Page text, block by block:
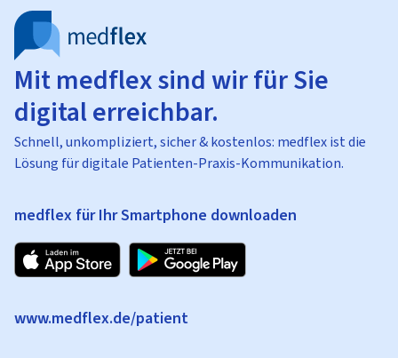
Mit medflex sind wir für Sie
digital erreichbar.
Schnell, unkompliziert, sicher & kostenlos: medflex ist die
Lösung für digitale Patienten-Praxis-Kommunikation.
medflex für Ihr Smartphone downloaden
www.medflex.de/patient